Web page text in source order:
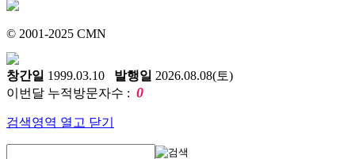
© 2001-2025 CMN
창간일 1999.03.10 발행일 2026.08.08(토)
이번달 누적방문자수 : 0
검색영역 열고 닫기